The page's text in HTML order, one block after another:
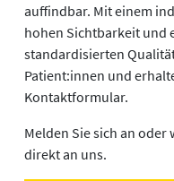
auffindbar. Mit einem
hohen Sichtbarkeit und
standardisierten
Patient:innen und
Kontaktformular.
Melden Sie sich an oder
direkt an uns.